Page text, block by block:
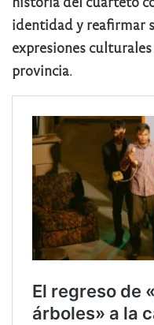
identidad y reafirmar
expresiones
provincia.